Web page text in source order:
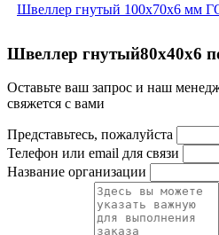
Швеллер гнутый 100x70x6 мм
Швеллер гнутый80х40х6
Оставьте ваш запрос и наш
свяжется с вами
Представьтесь, пожалуйста
Телефон или email для связи
Название организации